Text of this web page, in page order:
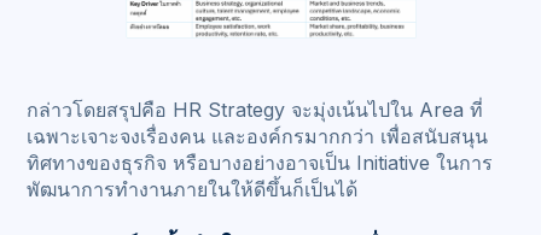
กล่าวโดยสรุปคือ HR Strategy จะมุ่งเน้นไปใน Area ที่
เฉพาะเจาะจงเรื่องคน และองค์กรมากกว่า เพื่อสนับสนุน
ทิศทางของธุรกิจ หรือบางอย่างอาจเป็น Initiative ในการ
พัฒนาการทำงานภายในให้ดีขึ้นก็เป็นได้